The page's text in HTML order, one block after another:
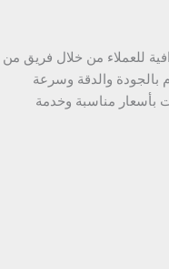
للعملاء من خلال فريق من
بالجودة والدقة وسرعة
بأسعار مناسبة وخدمة